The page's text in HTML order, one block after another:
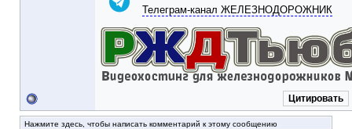
Телеграм-канал ЖЕЛЕЗНОДОРОЖНИК
Цитировать
Нажмите здесь, чтобы написать комментарий к этому сообщению